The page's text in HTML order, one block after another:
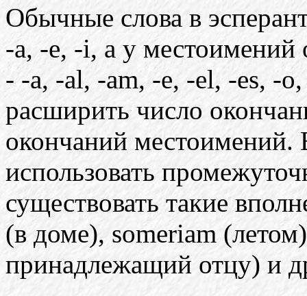
Обычные слова в
-a, -e, -i, а у местоимений
- -a, -al, -am, -e, -el, -es, -
расширить число
окончаний местоимений.
использовать
существовать такие
(в доме), someriam
принадлежащий отцу) и